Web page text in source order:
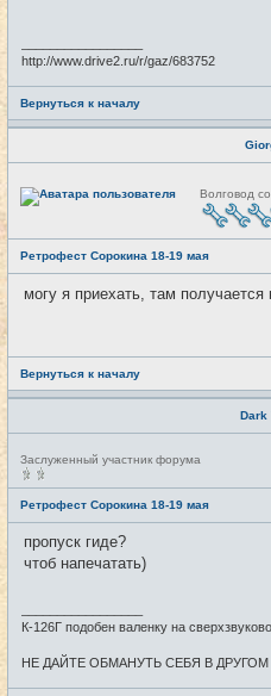
http://www.drive2.ru/r/gaz/683752
Вернуться к началу
Н
е
е
т
и
Волговод
Ретрофест Сорокина 18-19 мая
могу я приехать, там получается
Вернуться к началу
Dark
Н
е
в
с
е
т
и
Заслуженный участник форума
Ретрофест Сорокина 18-19 мая
пропуск гиде?
чтоб напечатать)
К-126Г подобен валенку на
НЕ ДАЙТЕ ОБМАНУТЬ СЕБЯ В